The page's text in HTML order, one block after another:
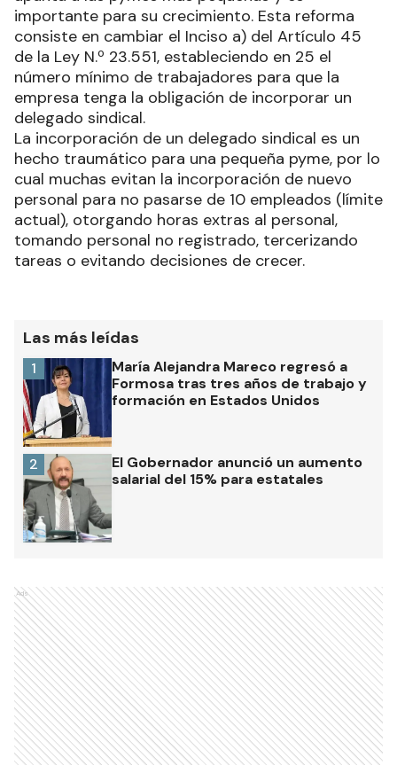
importante para su crecimiento. Esta reforma
consiste en cambiar el Inciso a) del Artículo 45
de la Ley N.º 23.551, estableciendo en 25 el
número mínimo de trabajadores para que la
empresa tenga la obligación de incorporar un
delegado sindical.
La incorporación de un delegado sindical es un
hecho traumático para una pequeña pyme, por lo
cual muchas evitan la incorporación de nuevo
personal para no pasarse de 10 empleados (límite
actual), otorgando horas extras al personal,
tomando personal no registrado, tercerizando
tareas o evitando decisiones de crecer.
Las más leídas
María Alejandra Mareco regresó a
Formosa tras tres años de trabajo y
formación en Estados Unidos
1
El Gobernador anunció un aumento
salarial del 15% para estatales
2
Ads